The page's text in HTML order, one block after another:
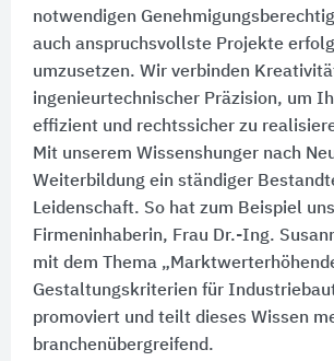
notwendigen
auch anspruchsvollste Projekte
umzusetzen. Wir verbinden
ingenieurtechnischer Präzision, um
effizient und rechtssicher zu
Mit unserem Wissenshunger nach
Weiterbildung ein ständiger
Leidenschaft. So hat zum Beispiel
Firmeninhaberin, Frau Dr.-Ing.
mit dem Thema
Gestaltungskriterien für
promoviert und teilt dieses Wissen
branchenübergreifend.